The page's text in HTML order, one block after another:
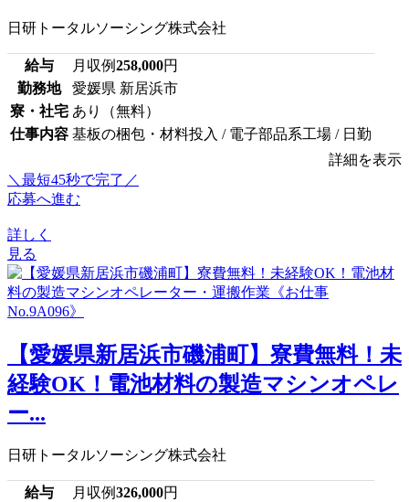
日研トータルソーシング株式会社
給与 月収例258,000円
勤務地
愛媛県 新居浜市
寮・社宅 あり（無料）
仕事内容 基板の梱包・材料投入 / 電子部品系工場 / 日勤
詳細を表示
＼最短45秒で完了／
応募へ進む
詳しく
見る
【愛媛県新居浜市磯浦町】寮費無料！未
経験OK！電池材料の製造マシンオペレ
ー...
日研トータルソーシング株式会社
給与 月収例326,000円